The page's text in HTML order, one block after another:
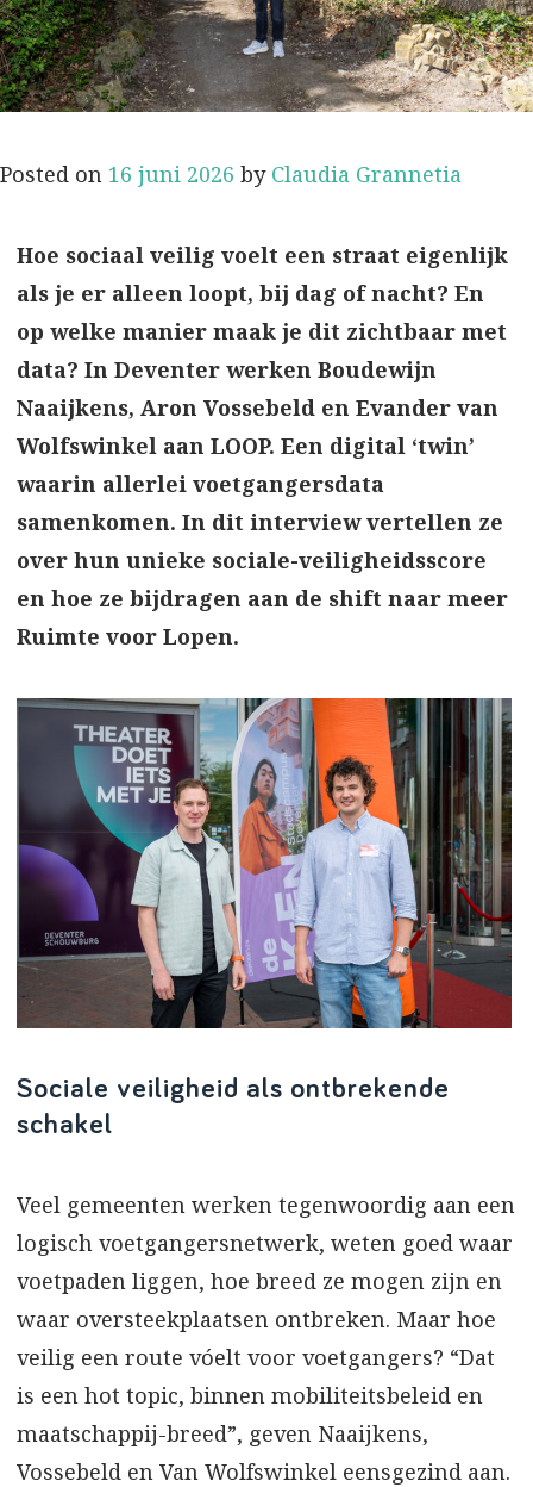
Posted on 16 juni 2026 by Claudia Grannetia
Hoe sociaal veilig voelt een straat eigenlijk
als je er alleen loopt, bij dag of nacht? En
op welke manier maak je dit zichtbaar met
data? In Deventer werken Boudewijn
Naaijkens, Aron Vossebeld en Evander van
Wolfswinkel aan LOOP. Een digital ‘twin’
waarin allerlei voetgangersdata
samenkomen. In dit interview vertellen ze
over hun unieke sociale-veiligheidsscore
en hoe ze bijdragen aan de shift naar meer
Ruimte voor Lopen.
Sociale veiligheid als ontbrekende
schakel
Veel gemeenten werken tegenwoordig aan een
logisch voetgangersnetwerk, weten goed waar
voetpaden liggen, hoe breed ze mogen zijn en
waar oversteekplaatsen ontbreken. Maar hoe
veilig een route vóelt voor voetgangers? “Dat
is een hot topic, binnen mobiliteitsbeleid en
maatschappij-breed”, geven Naaijkens,
Vossebeld en Van Wolfswinkel eensgezind aan.